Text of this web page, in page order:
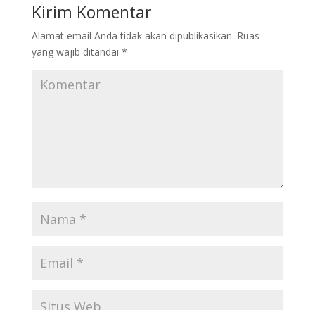
Kirim Komentar
Alamat email Anda tidak akan dipublikasikan. Ruas
yang wajib ditandai *